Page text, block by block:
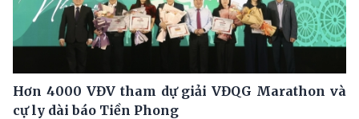
Hơn 4000 VĐV tham dự giải VĐQG Marathon và
cự ly dài báo Tiền Phong